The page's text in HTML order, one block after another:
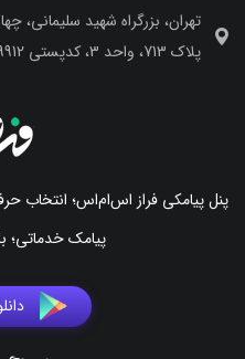
تهران، بزرگراه شهید سلیمانی،
پلاک 713، واحد 3، کدپستی 1681819912
پنل پیامکی فراز اس‌ام‌اس؛ انتخاب
پیامک خدماتی؛